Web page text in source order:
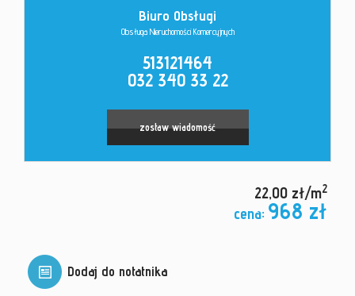
Biuro Obsługi
Obsługa Nieruchomości Komercyjnych
513121464
032 340 33 22
zostaw wiadomość
22,00 zł/m2
cena: 968 zł
Dodaj do notatnika